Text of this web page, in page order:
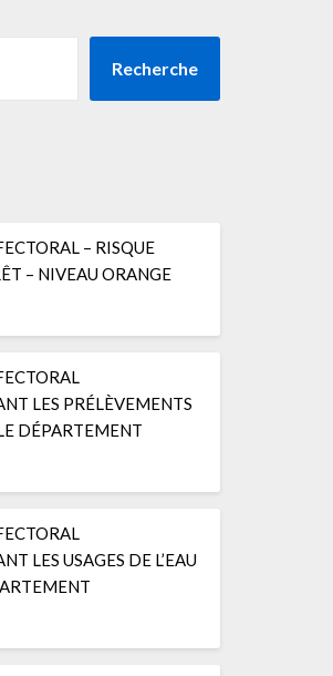
Recherche
– RISQUE
– NIVEAU ORANGE
LES PRÉLÈVEMENTS
DÉPARTEMENT
LES USAGES DE L’EAU